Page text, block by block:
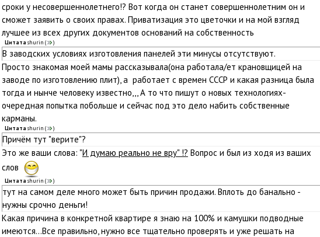
сроки у несовершеннолетнего!? Вот когда он станет совершеннолетним он и
сможет заявить о своих правах. Приватизация это цветочки и на мой взгляд
лучшее из всех других документов оснований на собственность
Цитата shurin ( )
В заводских условиях изготовления панелей эти минусы отсутствуют.
Просто знакомая моей мамы рассказывала(она работала/ет крановщицей на
заводе по изготовлению плит), а работает с времен СССР и какая разница была
тогда и нынче человеку известно,,, А то что пишут о новых технологиях-
очередная попытка побольше и сейчас под это дело набить собственные
карманы.
Цитата shurin ( )
Причём тут "верите"?
Это же ваши слова: "И думаю реально не вру" !? Вопрос и был из ходя из ваших
слов
Цитата shurin ( )
тут на самом деле много может быть причин продажи. Вплоть до банально -
нужны срочно деньги!
Какая причина в конкретной квартире я знаю на 100% и камушки подводные
имеются...Все правильно, нужно все тщательно проверять и уже решать на